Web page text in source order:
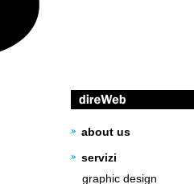
about us
servizi
graphic design